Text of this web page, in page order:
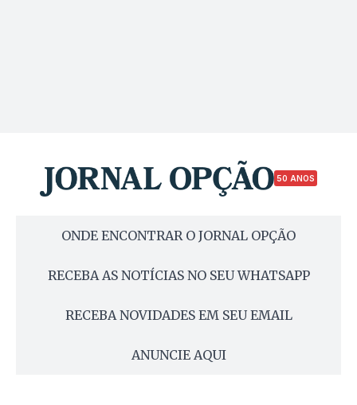
50 ANOS
ONDE ENCONTRAR O JORNAL OPÇÃO
RECEBA AS NOTÍCIAS NO SEU WHATSAPP
RECEBA NOVIDADES EM SEU EMAIL
ANUNCIE AQUI